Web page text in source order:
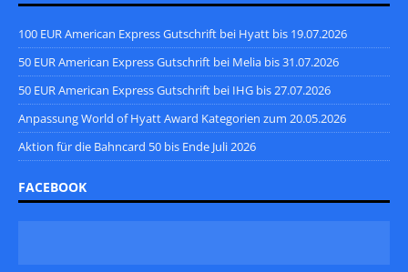
100 EUR American Express Gutschrift bei Hyatt bis 19.07.2026
50 EUR American Express Gutschrift bei Melia bis 31.07.2026
50 EUR American Express Gutschrift bei IHG bis 27.07.2026
Anpassung World of Hyatt Award Kategorien zum 20.05.2026
Aktion für die Bahncard 50 bis Ende Juli 2026
FACEBOOK